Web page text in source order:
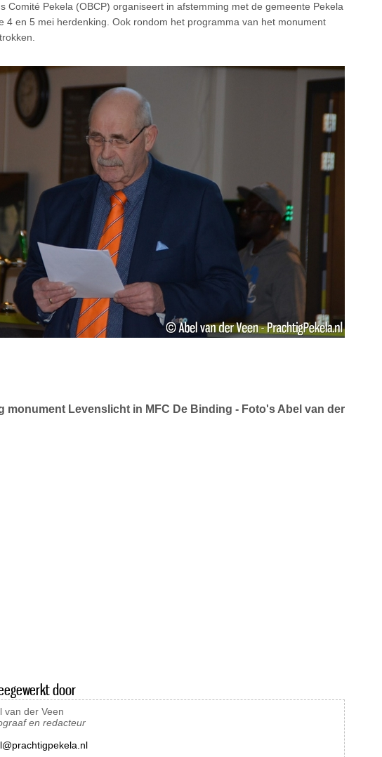
Comité Pekela (OBCP) organiseert in afstemming met de gemeente Pekela
4 en 5 mei herdenking. Ook rondom het programma van het monument
monument Levenslicht in MFC De Binding - Foto's Abel van der
door
van der Veen
en redacteur